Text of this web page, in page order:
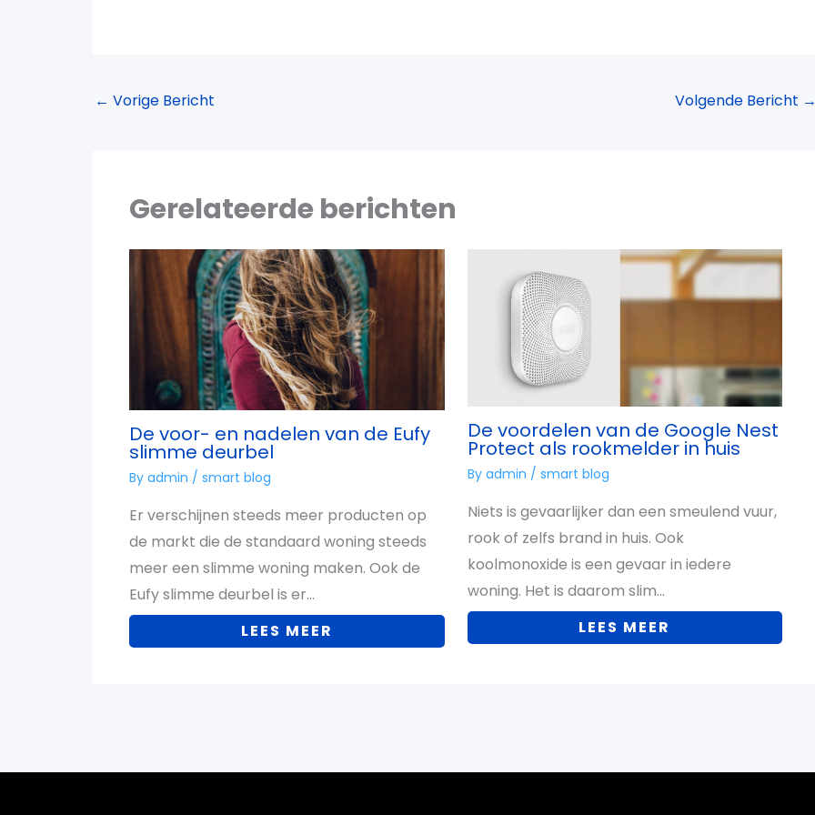
← Vorige Bericht Volgende Bericht
Gerelateerde berichten
De voor- en nadelen van de Eufy
slimme deurbel
By admin / smart blog
Er verschijnen steeds meer producten op
de markt die de standaard woning steeds
meer een slimme woning maken. Ook de
Eufy slimme deurbel is er…
LEES MEER
De voordelen van de Google Nest
Protect als rookmelder in huis
By admin / smart blog
Niets is gevaarlijker dan een smeulend vuur,
rook of zelfs brand in huis. Ook
koolmonoxide is een gevaar in iedere
woning. Het is daarom slim…
LEES MEER